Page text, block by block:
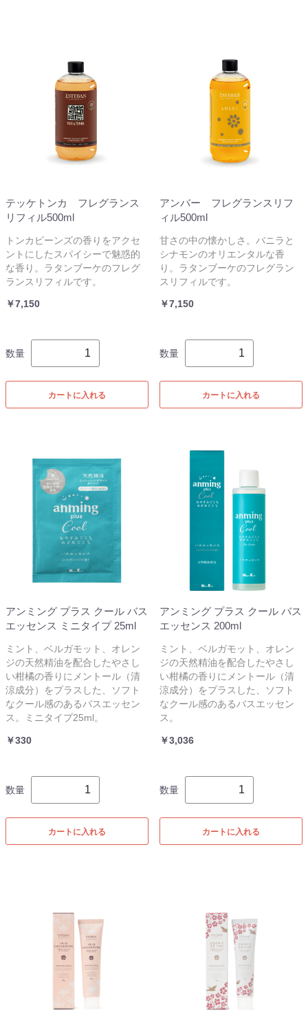
テッケトンカ フレグランス
リフィル500ml
トンカビーンズの香りをアクセ
ントにしたスパイシーで魅惑的
な香り。ラタンブーケのフレグ
ランスリフィルです。
￥7,150
数量
カートに入れる
アンバー フレグランスリフ
ィル500ml
甘さの中の懐かしさ。バニラと
シナモンのオリエンタルな香
り。ラタンブーケのフレグラン
スリフィルです。
￥7,150
数量
カートに入れる
アンミング プラス クール バス
エッセンス ミニタイプ 25ml
ミント、ベルガモット、オレン
ジの天然精油を配合したやさし
い柑橘の香りにメントール（清
涼成分）をプラスした、ソフト
なクール感のあるバスエッセン
ス。ミニタイプ25ml。
￥330
数量
カートに入れる
アンミング プラス クール バス
エッセンス 200ml
ミント、ベルガモット、オレン
ジの天然精油を配合したやさし
い柑橘の香りにメントール（清
涼成分）をプラスした、ソフト
なクール感のあるバスエッセン
ス。
￥3,036
数量
カートに入れる